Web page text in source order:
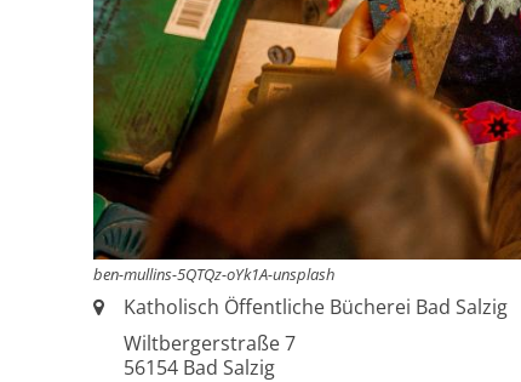
ben-mullins-5QTQz-oYk1A-unsplash
Ort:Katholisch Öffentliche Bücherei Bad Salzig
Wiltbergerstraße 7
56154 Bad Salzig